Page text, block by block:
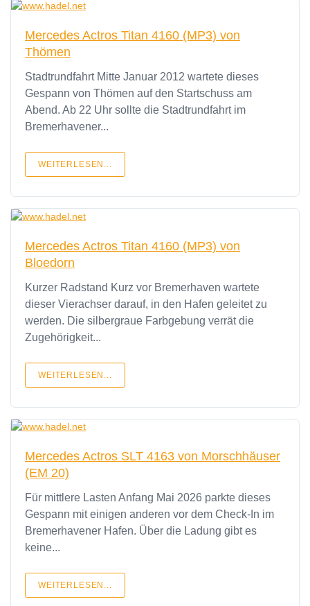
Mercedes Actros Titan 4160 (MP3) von
Thömen
Stadtrundfahrt Mitte Januar 2012 wartete dieses
Gespann von Thömen auf den Startschuss am
Abend. Ab 22 Uhr sollte die Stadtrundfahrt im
Bremerhavener...
WEITERLESEN...
Mercedes Actros Titan 4160 (MP3) von
Bloedorn
Kurzer Radstand Kurz vor Bremerhaven wartete
dieser Vierachser darauf, in den Hafen geleitet zu
werden. Die silbergraue Farbgebung verrät die
Zugehörigkeit...
WEITERLESEN...
Mercedes Actros SLT 4163 von Morschhäuser
(EM 20)
Für mittlere Lasten Anfang Mai 2026 parkte dieses
Gespann mit einigen anderen vor dem Check-In im
Bremerhavener Hafen. Über die Ladung gibt es
keine...
WEITERLESEN...